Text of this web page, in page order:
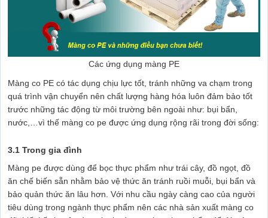
Các ứng dụng màng PE
Màng co PE có tác dụng chịu lực tốt, tránh những va chạm trong
quá trình vận chuyển nên chất lượng hàng hóa luôn đảm bảo tốt
trước những tác động từ môi trường bên ngoài như: bụi bẩn,
nước,…vì thế màng co pe được ứng dụng rộng rãi trong đời sống:
3.1 Trong gia đình
Màng pe được dùng để bọc thực phẩm như trái cây, đồ ngọt, đồ
ăn chế biến sẵn nhằm bảo vệ thức ăn tránh ruồi muỗi, bụi bẩn và
bảo quản thức ăn lâu hơn. Với nhu cầu ngày càng cao của người
tiêu dùng trong ngành thực phẩm nên các nhà sản xuất màng co